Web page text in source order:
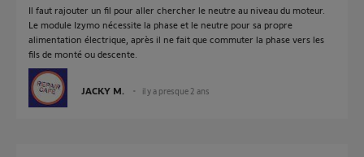
Il faut rajouter un fil pour aller chercher le neutre au niveau du moteur.
Le module Izymo nécessite la phase et le neutre pour sa propre
alimentation électrique, après il ne fait que commuter la phase vers les
fils de monté ou descente.
JACKY M. il y a presque 2 ans